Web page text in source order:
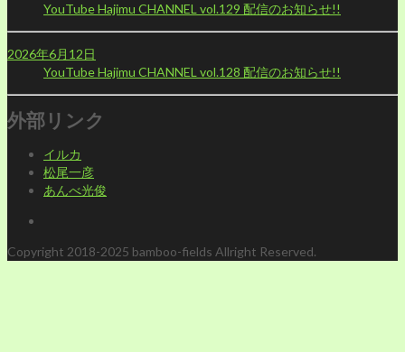
YouTube Hajimu CHANNEL vol.129 配信のお知らせ!!
2026年6月12日
YouTube Hajimu CHANNEL vol.128 配信のお知らせ!!
外部リンク
イルカ
松尾一彦
あんべ光俊
Copyright 2018-2025 bamboo-fields Allright Reserved.